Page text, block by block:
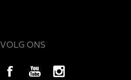
VOLG ONS